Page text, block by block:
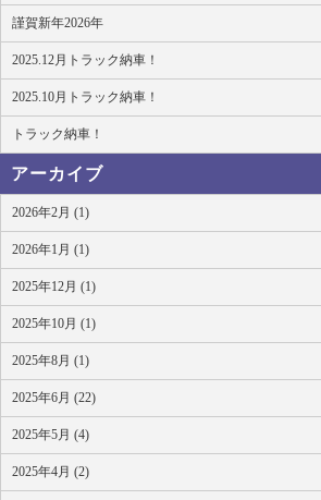
謹賀新年2026年
2025.12月トラック納車！
2025.10月トラック納車！
トラック納車！
アーカイブ
2026年2月 (1)
2026年1月 (1)
2025年12月 (1)
2025年10月 (1)
2025年8月 (1)
2025年6月 (22)
2025年5月 (4)
2025年4月 (2)